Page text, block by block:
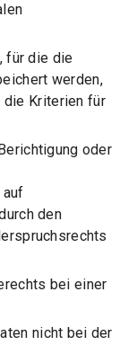
für die die
werden,
Kriterien für
oder
den
bei einer
nicht bei der